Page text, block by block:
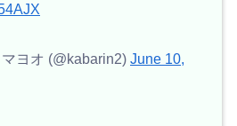
ヨオ (@kabarin2) June 10,